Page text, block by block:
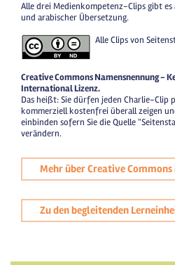
Alle drei Medienkompetenz-Clips gibt
und arabischer Übersetzung.
Alle Clips von
Creative Commons Namensnennung -
International Lizenz.
Das heißt: Sie dürfen jeden Charlie-
kommerziell kostenfrei überall zeigen
einbinden sofern Sie die Quelle
verändern.
Mehr über Creative
Zu den begleitenden